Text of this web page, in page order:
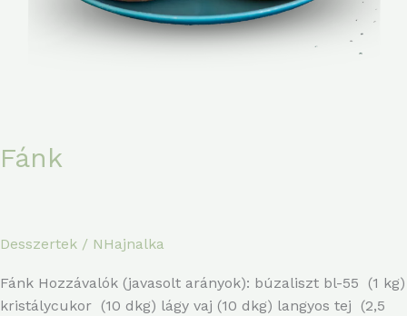
Fánk
Desszertek / NHajnalka
Fánk Hozzávalók (javasolt arányok): búzaliszt bl-55 (1 kg)
kristálycukor (10 dkg) lágy vaj (10 dkg) langyos tej (2,5